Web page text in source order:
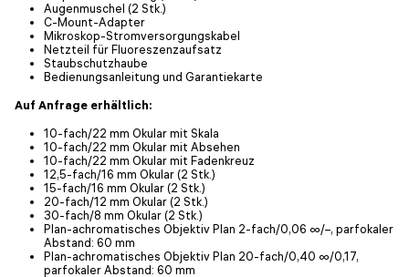
Augenmuschel (2 Stk.)
C-Mount-Adapter
Mikroskop-Stromversorgungskabel
Netzteil für Fluoreszenzaufsatz
Staubschutzhaube
Bedienungsanleitung und Garantiekarte
Auf Anfrage erhältlich:
10-fach/22 mm Okular mit Skala
10-fach/22 mm Okular mit Absehen
10-fach/22 mm Okular mit Fadenkreuz
12,5-fach/16 mm Okular (2 Stk.)
15-fach/16 mm Okular (2 Stk.)
20-fach/12 mm Okular (2 Stk.)
30-fach/8 mm Okular (2 Stk.)
Plan-achromatisches Objektiv Plan 2-fach/0,06 ∞/–, parfokaler
Abstand: 60 mm
Plan-achromatisches Objektiv Plan 20-fach/0,40 ∞/0,17,
parfokaler Abstand: 60 mm